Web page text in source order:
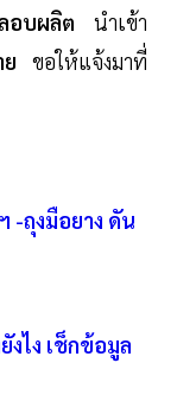
อบผลิต นำเข้า
ย ขอให้แจ้งมาที่
-ถุงมือยาง ดัน
งไง เช็กข้อมูล